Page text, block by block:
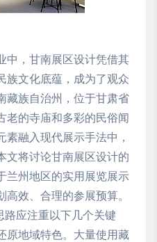
中，甘南展区设计凭借其
族文化底蕴，成为了观众
藏族自治州，位于甘肃省
老的寺庙和多彩的民俗闻
融入现代展示手法中，
文将讨论甘南展区设计的
兰州地区的实用展览展示
效、合理的参展预算。
应注重以下几个关键
原地域特色。大量使用藏